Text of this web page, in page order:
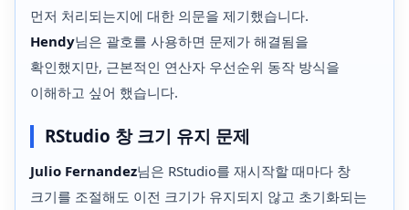
먼저 처리되는지에 대한 의문을 제기했습니다.
Hendy님은 괄호를 사용하면 문제가 해결됨을
확인했지만, 근본적인 연산자 우선순위 동작 방식을
이해하고 싶어 했습니다.
RStudio 창 크기 유지 문제
Julio Fernandez님은 RStudio를 재시작할 때마다 창
크기를 조절해도 이전 크기가 유지되지 않고 초기화되는